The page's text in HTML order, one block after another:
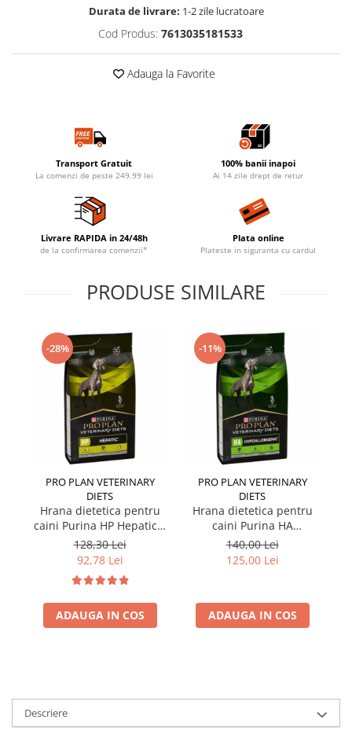
Durata de livrare: 1-2 zile lucratoare
Cod Produs: 7613035181533
Adauga la Favorite
Transport Gratuit
La comenzi de peste 249.99 lei
100% banii inapoi
Ai 14 zile drept de retur
Livrare RAPIDA in 24/48h
de la confirmarea comenzii*
Plata online
Plateste in siguranta cu cardul
PRODUSE SIMILARE
-28%
PRO PLAN VETERINARY
DIETS
Hrana dietetica pentru
caini Purina HP Hepatic 3
kg
128,30 Lei
92,78 Lei
ADAUGA IN COS
-11%
PRO PLAN VETERINARY
DIETS
Hrana dietetica pentru
caini Purina HA
Hypoallergenic 3 Kg
140,00 Lei
125,00 Lei
ADAUGA IN COS
Descriere